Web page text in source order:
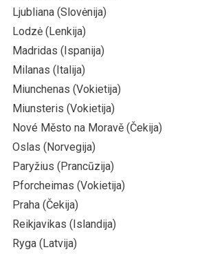
Ljubliana (Slovėnija)
Lodzė (Lenkija)
Madridas (Ispanija)
Milanas (Italija)
Miunchenas (Vokietija)
Miunsteris (Vokietija)
Nové Město na Moravě (Čekija)
Oslas (Norvegija)
Paryžius (Prancūzija)
Pforcheimas (Vokietija)
Praha (Čekija)
Reikjavikas (Islandija)
Ryga (Latvija)